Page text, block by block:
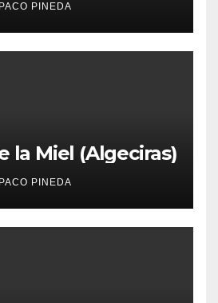
PACO PINEDA
la Miel (Algeciras)
PACO PINEDA